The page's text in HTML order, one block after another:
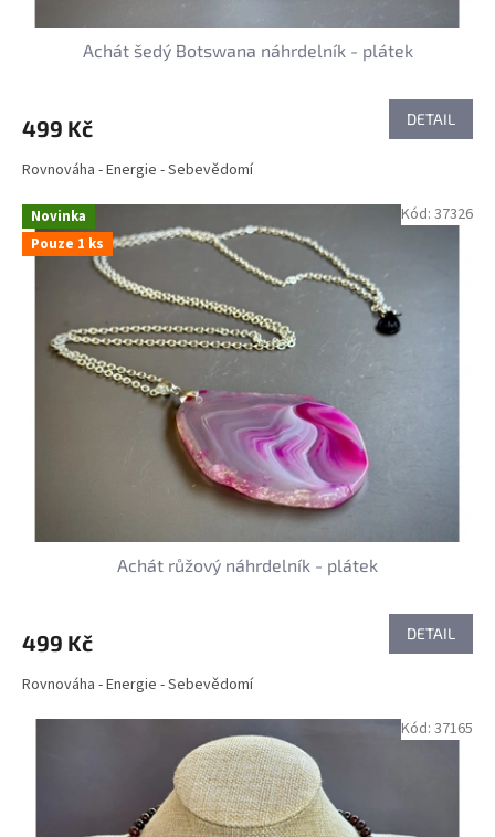
Achát šedý Botswana náhrdelník - plátek
499 Kč DETAIL
Rovnováha - Energie - Sebevědomí
Novinka
Pouze 1 ks
Achát růžový náhrdelník - plátek
499 Kč DETAIL
Rovnováha - Energie - Sebevědomí
Kód: 37326
Kód: 37165